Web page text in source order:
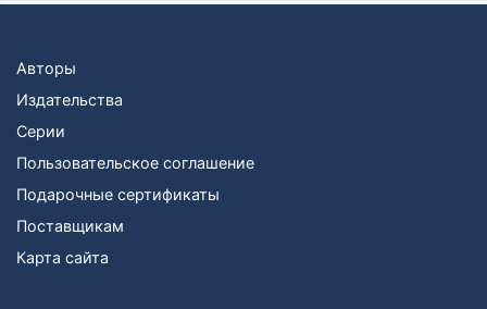
Авторы
Издательства
Серии
Пользовательское соглашение
Подарочные сертификаты
Поставщикам
Карта сайта